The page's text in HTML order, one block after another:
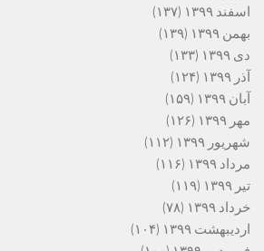
اسفند ۱۳۹۹
(۱۳۷)
بهمن ۱۳۹۹
(۱۳۹)
دی ۱۳۹۹
(۱۳۳)
آذر ۱۳۹۹
(۱۲۴)
آبان ۱۳۹۹
(۱۵۹)
مهر ۱۳۹۹
(۱۲۶)
شهریور ۱۳۹۹
(۱۱۲)
مرداد ۱۳۹۹
(۱۱۶)
تیر ۱۳۹۹
(۱۱۹)
خرداد ۱۳۹۹
(۷۸)
اردیبهشت ۱۳۹۹
(۱۰۴)